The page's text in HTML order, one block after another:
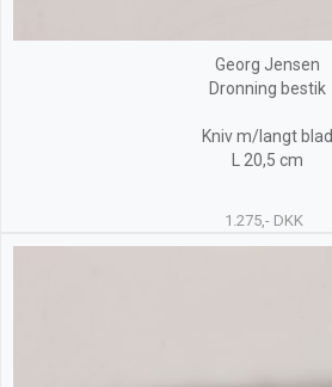
Georg Jensen
Dronning bestik
Kniv m/langt blad
L 20,5 cm
1.275,- DKK